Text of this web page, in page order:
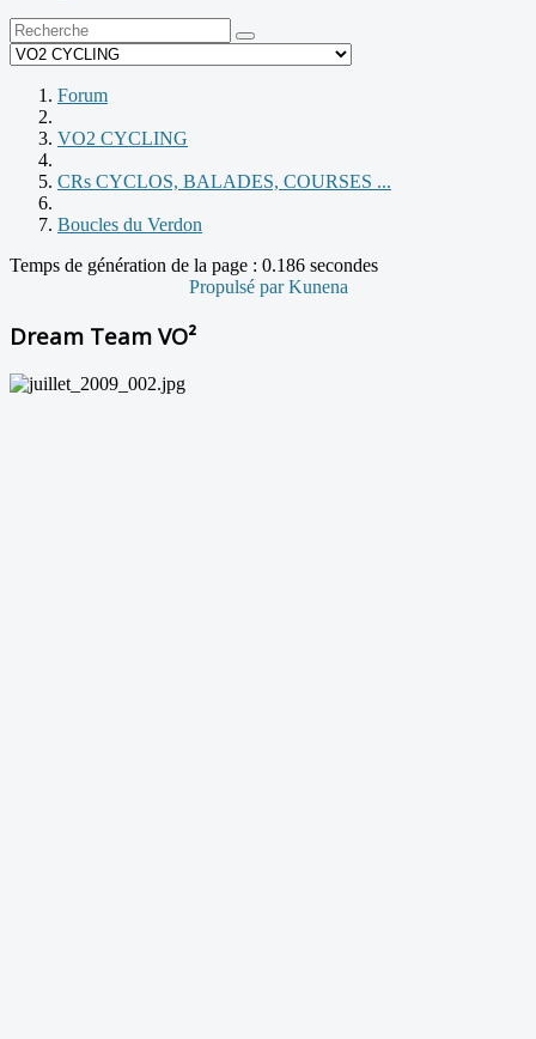
Forum
VO2 CYCLING
CRs CYCLOS, BALADES, COURSES ...
Boucles du Verdon
Temps de génération de la page : 0.186 secondes
Propulsé parKunena
Dream Team VO²